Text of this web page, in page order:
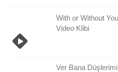
With or Without
Video Klibi
Ver Bana